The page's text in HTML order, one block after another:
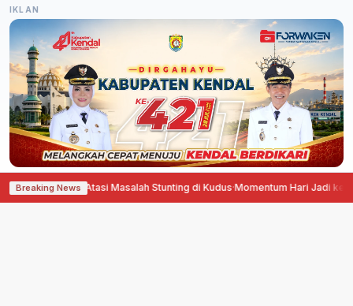
IKLAN
Breaking News
Bantu Atasi Masalah Stunting di Kudus·Momentum Hari Jadi ke-703,